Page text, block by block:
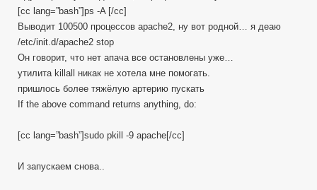
[cc lang=”bash”]ps -A [/cc]
Выводит 100500 процессов apache2, ну вот родной… я деаю
/etc/init.d/apache2 stop
Он говорит, что нет апача все остановлены уже…
утилита killall никак не хотела мне помогать.
пришлось более тяжёлую артерию пускать
If the above command returns anything, do:
[cc lang=”bash”]sudo pkill -9 apache[/cc]
И запускаем снова..